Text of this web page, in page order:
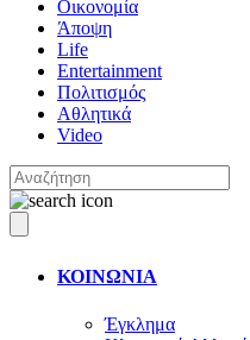
Οικονομία
Άποψη
Life
Entertainment
Πολιτισμός
Αθλητικά
Video
ΚΟΙΝΩΝΙΑ
Έγκλημα